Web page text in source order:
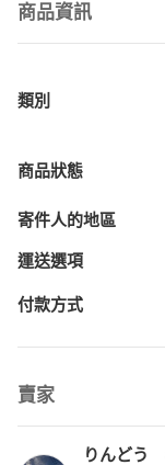
商品資訊
類別
商品狀態
寄件人的地區
運送選項
付款方式
賣家
りんどう